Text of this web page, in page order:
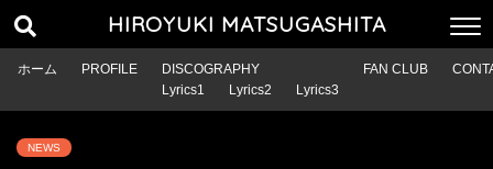
HIROYUKI MATSUGASHITA
ホーム PROFILE
DISCOGRAPHY
Lyrics1
Lyrics2 Lyrics3
FAN CLUB
NEWS